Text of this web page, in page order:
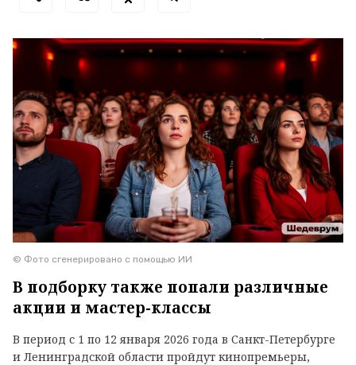
© Фото сгенерировано с помощью ИИ
В подборку также попали различные
акции и мастер-классы
В период с 1 по 12 января 2026 года в Санкт-Петербурге
и Ленинградской области пройдут кинопремьеры,